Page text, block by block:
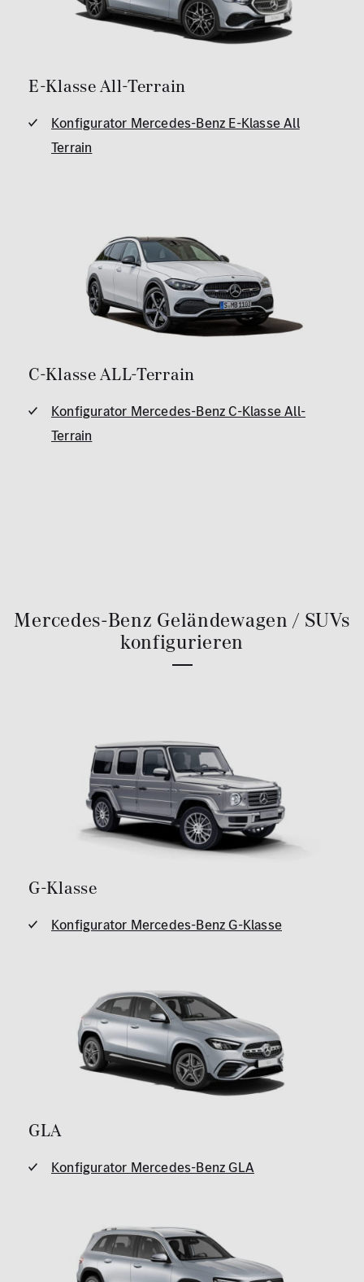
E-Klasse All-Terrain
Konfigurator Mercedes-Benz E-Klasse All
Terrain
C-Klasse ALL-Terrain
Konfigurator Mercedes-Benz C-Klasse All-
Terrain
Mercedes-Benz Geländewagen / SUVs
konfigurieren
G-Klasse
Konfigurator Mercedes-Benz G-Klasse
GLA
Konfigurator Mercedes-Benz GLA